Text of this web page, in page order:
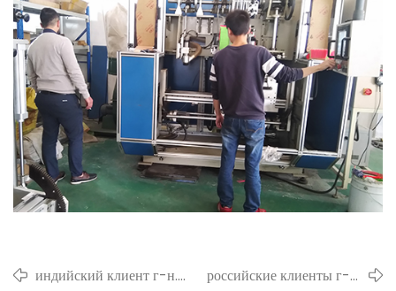
индийский клиент г-н.
российские клиенты г-н.